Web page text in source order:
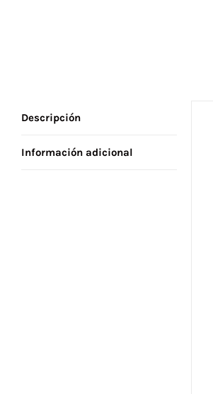
Descripción
Información adicional